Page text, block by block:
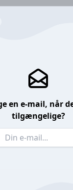
en e-mail, når
tilgængelige?